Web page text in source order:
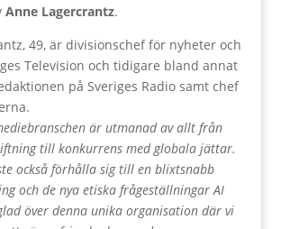
Anne Lagercrantz.
49, är divisionschef för nyheter och
Television och tidigare bland annat
på Sveriges Radio samt chef
är utmanad av allt från
till konkurrens med globala jättar.
också förhålla sig till en blixtsnabb
och de nya etiska frågeställningar AI
över denna unika organisation där vi